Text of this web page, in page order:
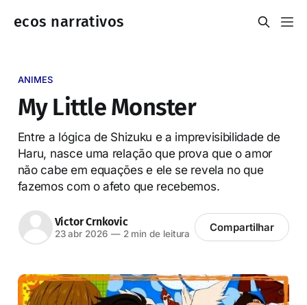
ecos narrativos
ANIMES
My Little Monster
Entre a lógica de Shizuku e a imprevisibilidade de
Haru, nasce uma relação que prova que o amor
não cabe em equações e ele se revela no que
fazemos com o afeto que recebemos.
Victor Crnkovic
23 abr 2026 —2 min de leitura Compartilhar